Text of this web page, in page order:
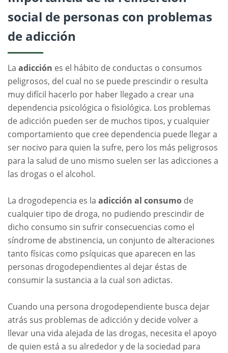
social de personas con problemas
de adicción
La adicción es el hábito de conductas o consumos
peligrosos, del cual no se puede prescindir o resulta
muy difícil hacerlo por haber llegado a crear una
dependencia psicológica o fisiológica. Los problemas
de adicción pueden ser de muchos tipos, y cualquier
comportamiento que cree dependencia puede llegar a
ser nocivo para quien la sufre, pero los más peligrosos
para la salud de uno mismo suelen ser las adicciones a
las drogas o el alcohol.
La drogodepencia es la adicción al consumo de
cualquier tipo de droga, no pudiendo prescindir de
dicho consumo sin sufrir consecuencias como el
síndrome de abstinencia, un conjunto de alteraciones
tanto físicas como psíquicas que aparecen en las
personas drogodependientes al dejar éstas de
consumir la sustancia a la cual son adictas.
Cuando una persona drogodependiente busca dejar
atrás sus problemas de adicción y decide volver a
llevar una vida alejada de las drogas, necesita el apoyo
de quien está a su alrededor y de la sociedad para